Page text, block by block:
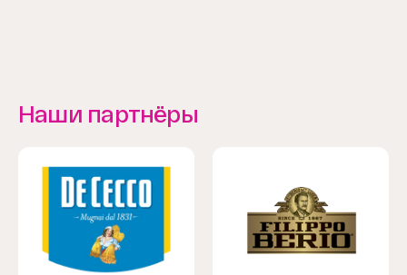
Наши партнёры